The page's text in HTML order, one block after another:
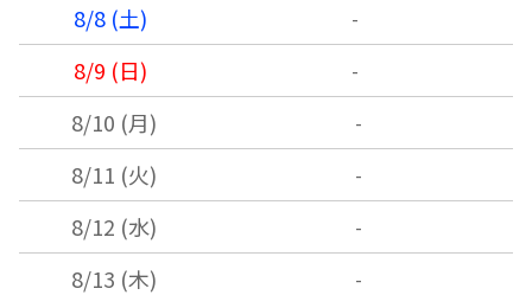
8/8 (土) -
8/9 (日) -
8/10 (月) -
8/11 (火) -
8/12 (水) -
8/13 (木) -